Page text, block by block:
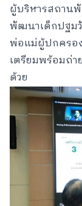
ผู้บริหารสถาน
พัฒนาเด็กปฐม
พ่อแม่ผู้ปกครอ
เตรียมพร้อมถ่
ด้วย